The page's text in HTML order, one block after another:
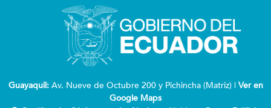
Guayaquil:Av. Nueve de Octubre 200 y Pichincha (Matriz) | Ver en
Google Maps